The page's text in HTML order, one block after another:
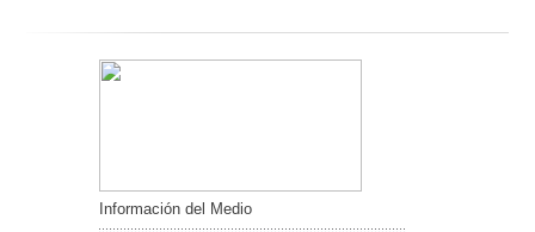
Información del Medio